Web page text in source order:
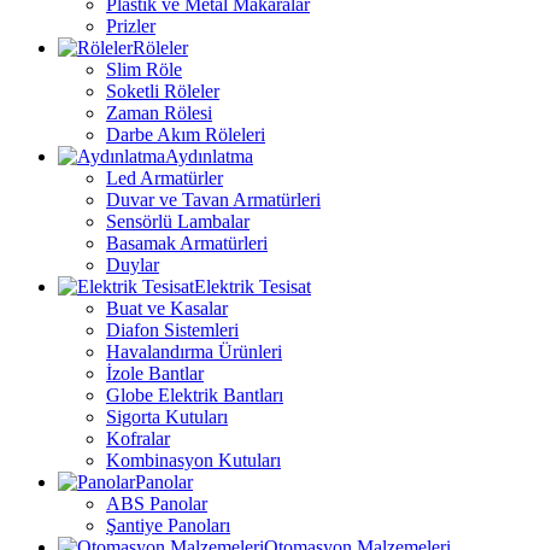
Plastik ve Metal Makaralar
Prizler
Röleler
Slim Röle
Soketli Röleler
Zaman Rölesi
Darbe Akım Röleleri
Aydınlatma
Led Armatürler
Duvar ve Tavan Armatürleri
Sensörlü Lambalar
Basamak Armatürleri
Duylar
Elektrik Tesisat
Buat ve Kasalar
Diafon Sistemleri
Havalandırma Ürünleri
İzole Bantlar
Globe Elektrik Bantları
Sigorta Kutuları
Kofralar
Kombinasyon Kutuları
Panolar
ABS Panolar
Şantiye Panoları